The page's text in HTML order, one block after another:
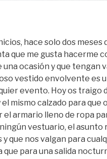
hace solo dos meses
que me gusta hacerme
una ocasión y que tengan
vestido envolvente es
evento. Hoy os traigo
mismo calzado para que
armario lleno de ropa
vestuario, el asunto
que nos valgan para
que para una salida